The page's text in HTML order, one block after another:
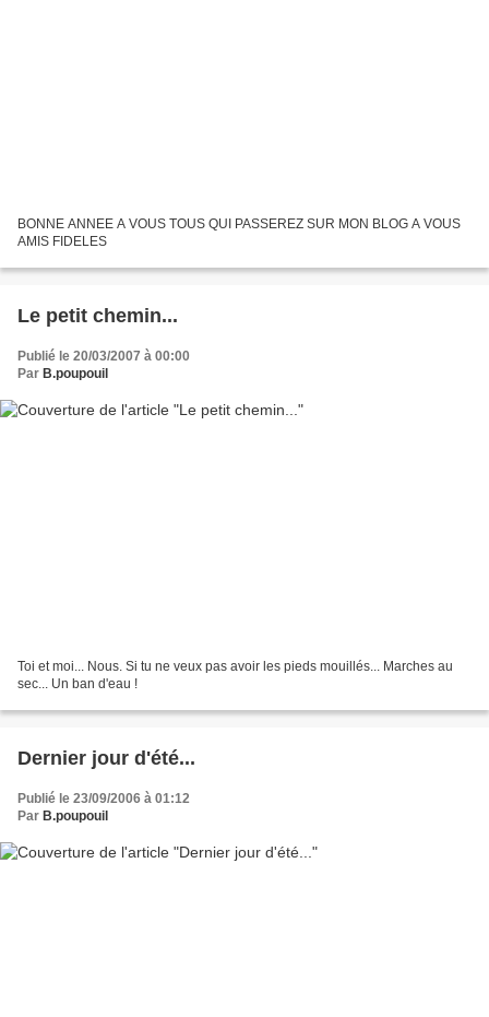
BONNE ANNEE A VOUS TOUS QUI PASSEREZ SUR MON BLOG A VOUS
AMIS FIDELES
Le petit chemin...
Publié le 20/03/2007 à 00:00
Par B.poupouil
Toi et moi... Nous. Si tu ne veux pas avoir les pieds mouillés... Marches au
sec... Un ban d'eau !
Dernier jour d'été...
Publié le 23/09/2006 à 01:12
Par B.poupouil